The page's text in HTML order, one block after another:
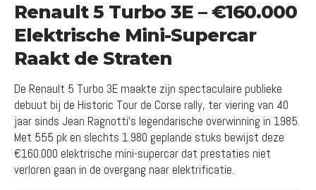
Renault 5 Turbo 3E – €160.000
Elektrische Mini-Supercar
Raakt de Straten
De Renault 5 Turbo 3E maakte zijn spectaculaire publieke
debuut bij de Historic Tour de Corse rally, ter viering van 40
jaar sinds Jean Ragnotti's legendarische overwinning in 1985.
Met 555 pk en slechts 1.980 geplande stuks bewijst deze
€160.000 elektrische mini-supercar dat prestaties niet
verloren gaan in de overgang naar elektrificatie.